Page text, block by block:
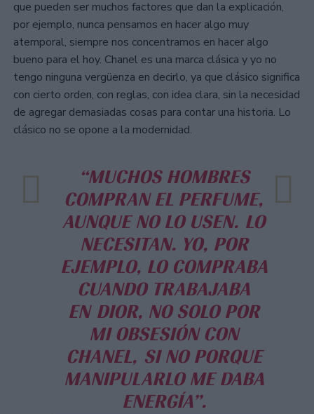
que pueden ser muchos factores que dan la explicación,
por ejemplo, nunca pensamos en hacer algo muy
atemporal, siempre nos concentramos en hacer algo
bueno para el hoy. Chanel es una marca clásica y yo no
tengo ninguna vergüenza en decirlo, ya que clásico significa
con cierto orden, con reglas, con idea clara, sin la necesidad
de agregar demasiadas cosas para contar una historia. Lo
clásico no se opone a la modernidad.
“MUCHOS HOMBRES
COMPRAN EL PERFUME,
AUNQUE NO LO USEN. LO
NECESITAN. YO, POR
EJEMPLO, LO COMPRABA
CUANDO TRABAJABA
EN DIOR, NO SOLO POR
MI OBSESIÓN CON
CHANEL, SI NO PORQUE
MANIPULARLO ME DABA
ENERGÍA”.